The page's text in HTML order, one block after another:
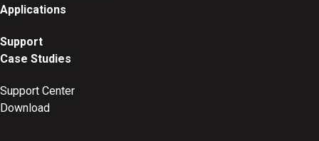
Applications
Support
Case Studies
Support Center
Download